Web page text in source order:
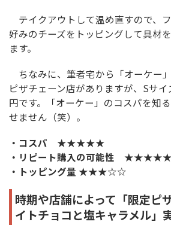
テイクアウトして温め直すので、
好みのチーズをトッピングして具材
ます。
ちなみに、筆者宅から「オーケー
ピザチェーン店がありますが、Sサ
円です。「オーケー」のコスパを知
せません（笑）。
・コスパ ★★★★★
・リピート購入の可能性
・トッピング量 ★★★☆☆
時期や店舗によって「限定
イトチョコと塩キャラメル」